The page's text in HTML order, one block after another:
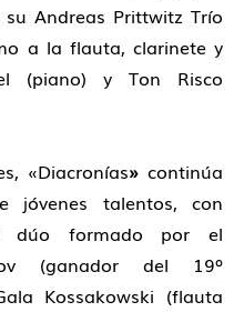
Andreas Prittwitz Trío
a la flauta, clarinete y
(piano) y Ton Risco
«Diacronías»continúa
jóvenes talentos, con
dúo formado por el
(ganador del 19º
Kossakowski (flauta